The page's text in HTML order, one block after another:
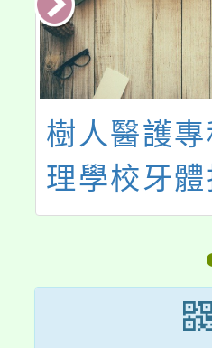
樹人醫護專
理學校牙體
科辦理「
度五專入
說明暨產